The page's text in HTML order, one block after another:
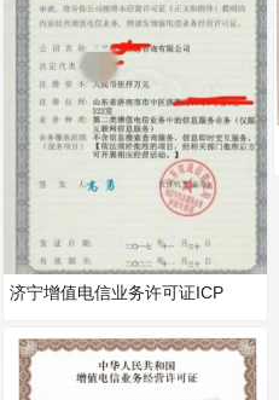
济宁增值电信业务许可证ICP